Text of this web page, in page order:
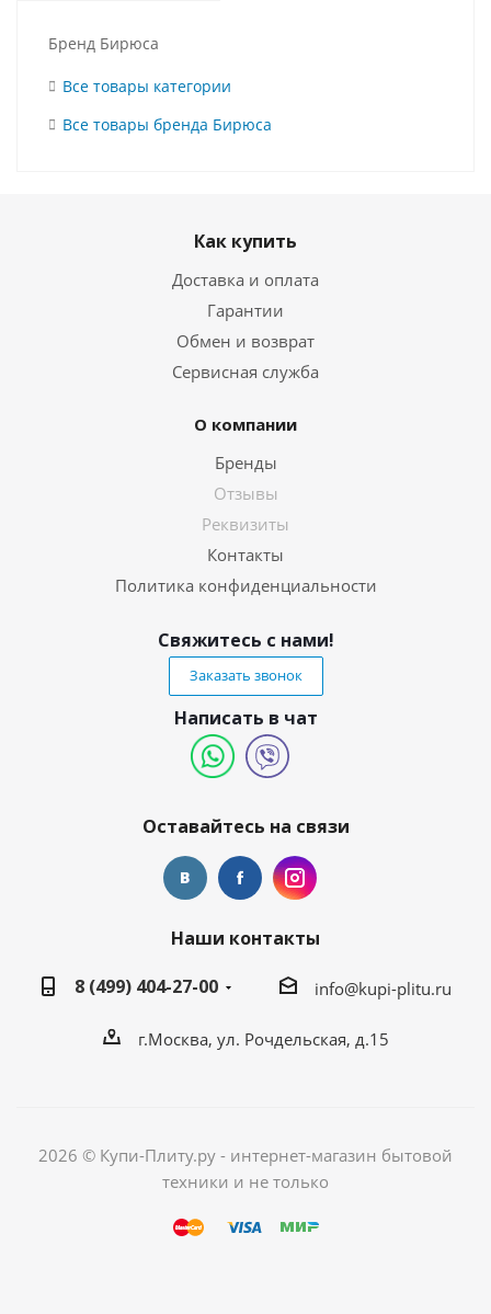
Бренд Бирюса
Все товары категории
Все товары бренда Бирюса
Как купить
Доставка и оплата
Гарантии
Обмен и возврат
Сервисная служба
О компании
Бренды
Отзывы
Реквизиты
Контакты
Политика конфиденциальности
Свяжитесь с нами!
Заказать звонок
Написать в чат
Оставайтесь на связи
Наши контакты
8 (499) 404-27-00
info@kupi-plitu.ru
г.Москва, ул. Рочдельская, д.15
2026 © Купи-Плиту.ру - интернет-магазин бытовой
техники и не только